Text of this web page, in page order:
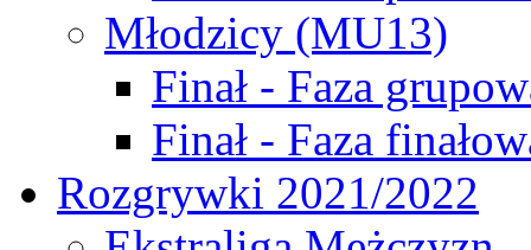
Młodzicy (MU13)
Finał - Faza
Finał - Faza
Rozgrywki 2021/2022